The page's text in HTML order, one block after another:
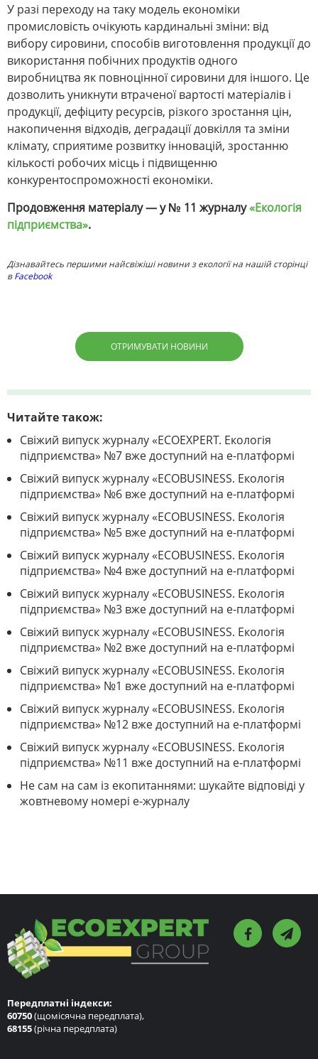
У разі переходу на таку модель економіки
промисловість очікують кардинальні зміни: від
вибору сировини, способів виготовлення продукції до
використання побічних продуктів одного
виробництва як повноцінної сировини для іншого. Це
дозволить уникнути втраченої вартості матеріалів і
продукції, дефіциту ресурсів, різкого зростання цін,
накопичення відходів, деградації довкілля та зміни
клімату, сприятиме розвитку інновацій, зростанню
кількості робочих місць і підвищенню
конкурентоспроможності економіки.
Продовження матеріалу — у № 11 журналу«Екологія
підприємства».
Дізнавайтесь першими найсвіжіші новини з екології на нашій сторінці
вFacebook
ОТРИМУВАТИ НОВИНИ
Читайте також:
Свіжий випуск журналу «ECOEXPERT. Екологія
підприємства» №7 вже доступний на е-платформі
Свіжий випуск журналу «ECOBUSINESS. Екологія
підприємства» №6 вже доступний на е-платформі
Свіжий випуск журналу «ECOBUSINESS. Екологія
підприємства» №5 вже доступний на е-платформі
Свіжий випуск журналу «ECOBUSINESS. Екологія
підприємства» №4 вже доступний на е-платформі
Свіжий випуск журналу «ECOBUSINESS. Екологія
підприємства» №3 вже доступний на е-платформі
Свіжий випуск журналу «ECOBUSINESS. Екологія
підприємства» №2 вже доступний на е-платформі
Свіжий випуск журналу «ECOBUSINESS. Екологія
підприємства» №1 вже доступний на е-платформі
Свіжий випуск журналу «ECOBUSINESS. Екологія
підприємства» №12 вже доступний на е-платформі
Свіжий випуск журналу «ECOBUSINESS. Екологія
підприємства» №11 вже доступний на е-платформі
Не сам на сам із екопитаннями: шукайте відповіді у
жовтневому номері е-журналу
Передплатні індекси:
60750(щомісячна передплата),
68155(річна передплата)